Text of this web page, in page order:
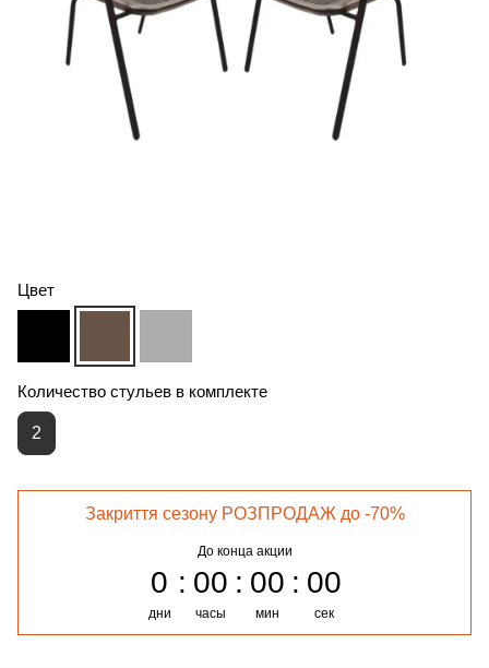
Цвет
Количество стульев в комплекте
2
Закриття сезону РОЗПРОДАЖ до -70%
До конца акции
0
дни
00
часы
00
мин
00
сек